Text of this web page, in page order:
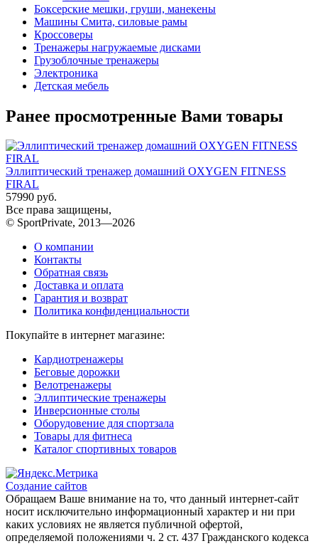
Боксерские мешки, груши, манекены
Машины Смита, силовые рамы
Кроссоверы
Тренажеры нагружаемые дисками
Грузоблочные тренажеры
Электроника
Детская мебель
Ранее просмотренные Вами товары
Эллиптический тренажер домашний OXYGEN FITNESS
FIRAL
57990 руб.
Все права защищены,
© SportPrivate, 2013—2026
О компании
Контакты
Обратная связь
Доставка и оплата
Гарантия и возврат
Политика конфиденциальности
Покупайте в интернет магазине:
Кардиотренажеры
Беговые дорожки
Велотренажеры
Эллиптические тренажеры
Инверсионные столы
Оборудовение для спортзала
Товары для фитнеса
Каталог спортивных товаров
Создание сайтов
Обращаем Ваше внимание на то, что данный интернет-сайт
носит исключительно информационный характер и ни при
каких условиях не является публичной офертой,
определяемой положениями ч. 2 ст. 437 Гражданского кодекса